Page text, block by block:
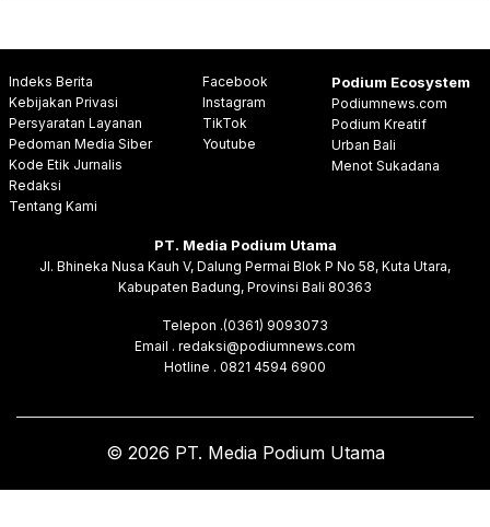
Indeks Berita
Kebijakan Privasi
Persyaratan Layanan
Pedoman Media Siber
Kode Etik Jurnalis
Redaksi
Tentang Kami
Facebook
Instagram
TikTok
Youtube
Podium Ecosystem
Podiumnews.com
Podium Kreatif
Urban Bali
Menot Sukadana
PT. Media Podium Utama
Jl. Bhineka Nusa Kauh V, Dalung Permai Blok P No 58, Kuta Utara,
Kabupaten Badung, Provinsi Bali 80363
Telepon .(0361) 9093073
Email . redaksi@podiumnews.com
Hotline . 0821 4594 6900
© 2026 PT. Media Podium Utama